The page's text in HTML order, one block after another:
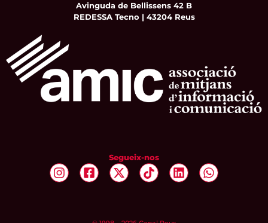
Avinguda de Bellissens 42 B
REDESSA Tecno | 43204 Reus
Segueix-nos